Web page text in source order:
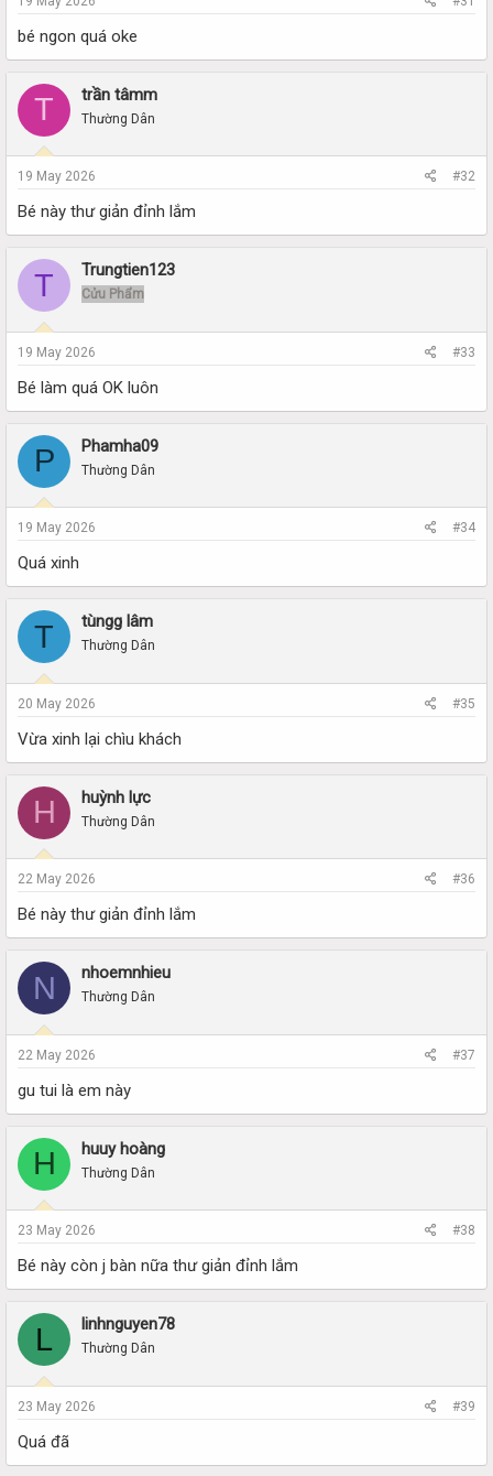
bé ngon quá oke
T trần tâmm
Thường Dân
19 May 2026 #32
Bé này thư giản đỉnh lắm
T Trungtien123
Cửu Phẩm
19 May 2026 #33
Bé làm quá OK luôn
P Phamha09
Thường Dân
19 May 2026 #34
Quá xinh
T tùngg lâm
Thường Dân
20 May 2026 #35
Vừa xinh lại chìu khách
H huỳnh lực
Thường Dân
22 May 2026 #36
Bé này thư giản đỉnh lắm
N nhoemnhieu
Thường Dân
22 May 2026 #37
gu tui là em này
H huuy hoàng
Thường Dân
23 May 2026 #38
Bé này còn j bàn nữa thư giản đỉnh lắm
L linhnguyen78
Thường Dân
23 May 2026 #39
Quá đã